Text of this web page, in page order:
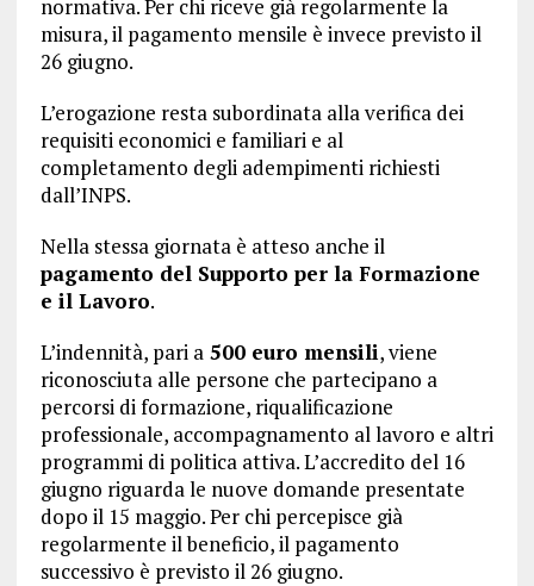
normativa. Per chi riceve già regolarmente la
misura, il pagamento mensile è invece previsto il
26 giugno.
L’erogazione resta subordinata alla verifica dei
requisiti economici e familiari e al
completamento degli adempimenti richiesti
dall’INPS.
Nella stessa giornata è atteso anche il
pagamento del Supporto per la Formazione
e il Lavoro.
L’indennità, pari a500 euro mensili, viene
riconosciuta alle persone che partecipano a
percorsi di formazione, riqualificazione
professionale, accompagnamento al lavoro e altri
programmi di politica attiva. L’accredito del 16
giugno riguarda le nuove domande presentate
dopo il 15 maggio. Per chi percepisce già
regolarmente il beneficio, il pagamento
successivo è previsto il 26 giugno.